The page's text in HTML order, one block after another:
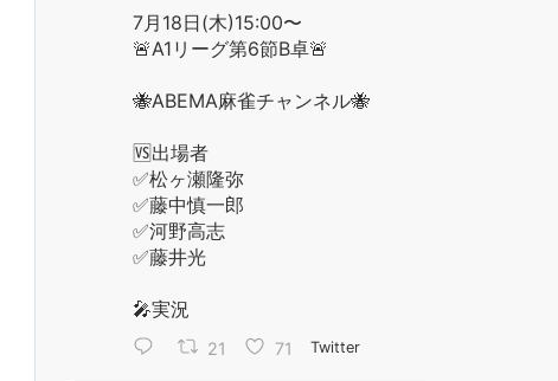
7月18日(木)15:00〜
🚨A1リーグ第6節B卓🚨
🐝ABEMA麻雀チャンネル🐝
🆚出場者
✅松ヶ瀬隆弥
✅藤中慎一郎
✅河野高志
✅藤井光
🎤実況
21 71 Twitter